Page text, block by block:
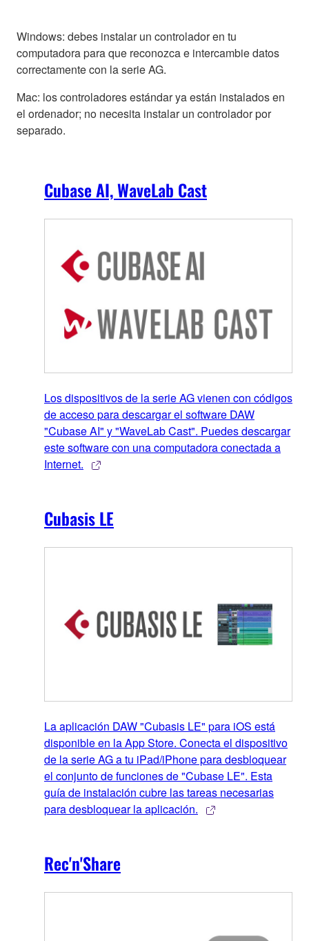
Windows: debes instalar un controlador en tu
computadora para que reconozca e intercambie datos
correctamente con la serie AG.
Mac: los controladores estándar ya están instalados en
el ordenador; no necesita instalar un controlador por
separado.
Cubase AI, WaveLab Cast
Los dispositivos de la serie AG vienen con códigos
de acceso para descargar el software DAW
"Cubase AI" y "WaveLab Cast". Puedes descargar
este software con una computadora conectada a
Internet.
Cubasis LE
La aplicación DAW "Cubasis LE" para iOS está
disponible en la App Store. Conecta el dispositivo
de la serie AG a tu iPad/iPhone para desbloquear
el conjunto de funciones de "Cubase LE". Esta
guía de instalación cubre las tareas necesarias
para desbloquear la aplicación.
Rec'n'Share